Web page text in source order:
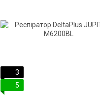
3
5